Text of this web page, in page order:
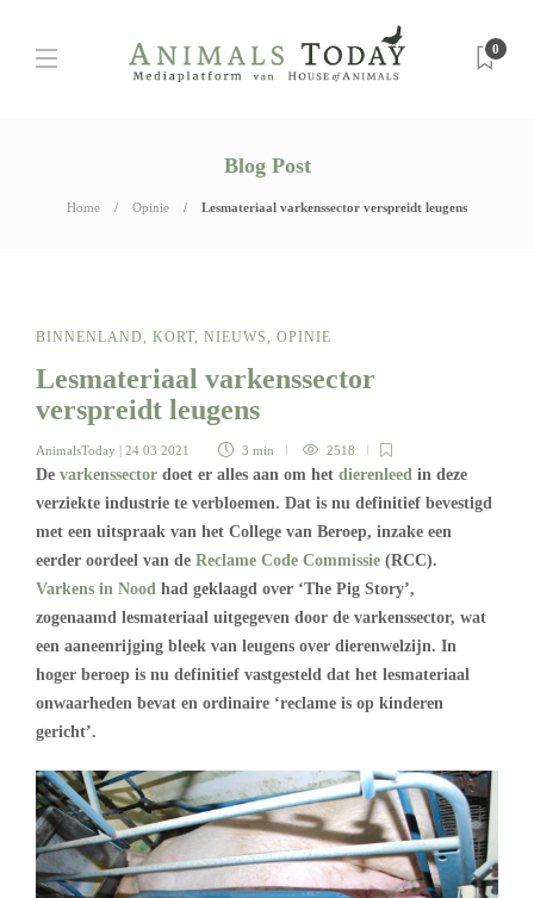
0
Blog Post
Home Opinie Lesmateriaal varkenssector verspreidt leugens
BINNENLAND, KORT, NIEUWS, OPINIE
Lesmateriaal varkenssector
verspreidt leugens
AnimalsToday | 24 03 2021 3 min 2518
De varkenssector doet er alles aan om het dierenleed in deze
verziekte industrie te verbloemen. Dat is nu definitief bevestigd
met een uitspraak van het College van Beroep, inzake een
eerder oordeel van de Reclame Code Commissie (RCC).
Varkens in Nood had geklaagd over ‘The Pig Story’,
zogenaamd lesmateriaal uitgegeven door de varkenssector, wat
een aaneenrijging bleek van leugens over dierenwelzijn. In
hoger beroep is nu definitief vastgesteld dat het lesmateriaal
onwaarheden bevat en ordinaire ‘reclame is op kinderen
gericht’.